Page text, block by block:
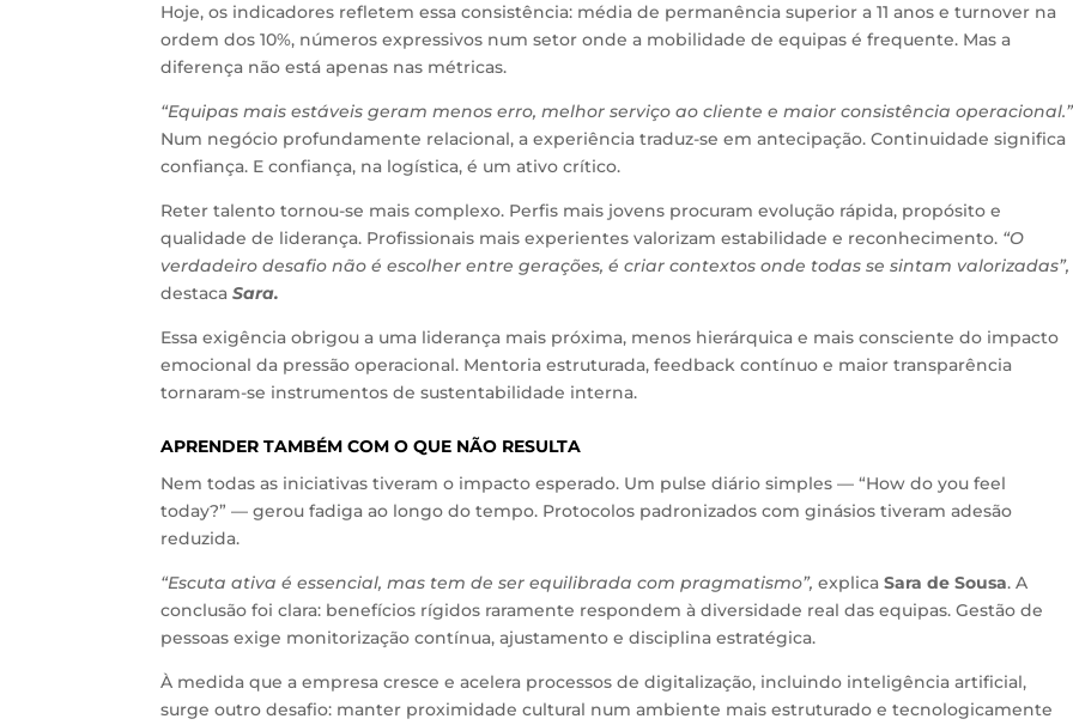
Hoje, os indicadores refletem essa consistência: média de permanência superior a 11 anos e turnover na
ordem dos 10%, números expressivos num setor onde a mobilidade de equipas é frequente. Mas a
diferença não está apenas nas métricas.
“Equipas mais estáveis geram menos erro, melhor serviço ao cliente e maior consistência operacional.”
Num negócio profundamente relacional, a experiência traduz-se em antecipação. Continuidade significa
confiança. E confiança, na logística, é um ativo crítico.
Reter talento tornou-se mais complexo. Perfis mais jovens procuram evolução rápida, propósito e
qualidade de liderança. Profissionais mais experientes valorizam estabilidade e reconhecimento. “O
verdadeiro desafio não é escolher entre gerações, é criar contextos onde todas se sintam valorizadas”,
destacaSara.
Essa exigência obrigou a uma liderança mais próxima, menos hierárquica e mais consciente do impacto
emocional da pressão operacional. Mentoria estruturada, feedback contínuo e maior transparência
tornaram-se instrumentos de sustentabilidade interna.
APRENDER TAMBÉM COM O QUE NÃO RESULTA
Nem todas as iniciativas tiveram o impacto esperado. Um pulse diário simples — “How do you feel
today?” — gerou fadiga ao longo do tempo. Protocolos padronizados com ginásios tiveram adesão
reduzida.
“Escuta ativa é essencial, mas tem de ser equilibrada com pragmatismo”, explicaSara de Sousa. A
conclusão foi clara: benefícios rígidos raramente respondem à diversidade real das equipas. Gestão de
pessoas exige monitorização contínua, ajustamento e disciplina estratégica.
À medida que a empresa cresce e acelera processos de digitalização, incluindo inteligência artificial,
surge outro desafio: manter proximidade cultural num ambiente mais estruturado e tecnologicamente